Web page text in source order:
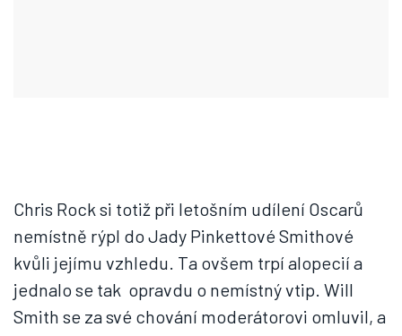
Chris Rock si totiž při letošním udílení Oscarů
nemístně rýpl do Jady Pinkettové Smithové
kvůli jejímu vzhledu. Ta ovšem trpí alopecií a
jednalo se tak opravdu o nemístný vtip. Will
Smith se za své chování moderátorovi omluvil, a